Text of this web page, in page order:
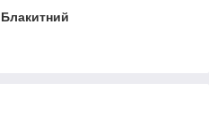
Блакитний